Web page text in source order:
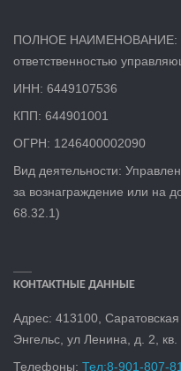
ПОЛНОЕ НАИМЕНОВАНИЕ:
ответственностью
ИНН: 6449107536
КПП: 644901001
ОГРН: 1246400002090
Вид деятельности:
за вознаграждение или на
68.32.1)
КОНТАКТНЫЕ ДАННЫЕ
Адрес: 413100, Саратовская
Энгельс, ул Ленина, д. 2, кв.
Телефоны:Тел:8-901-807-